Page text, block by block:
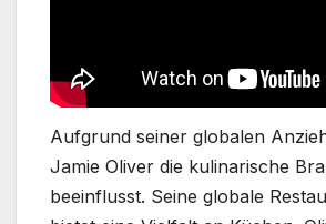
Aufgrund seiner globalen
Jamie Oliver die kulinarische
beeinflusst. Seine globale